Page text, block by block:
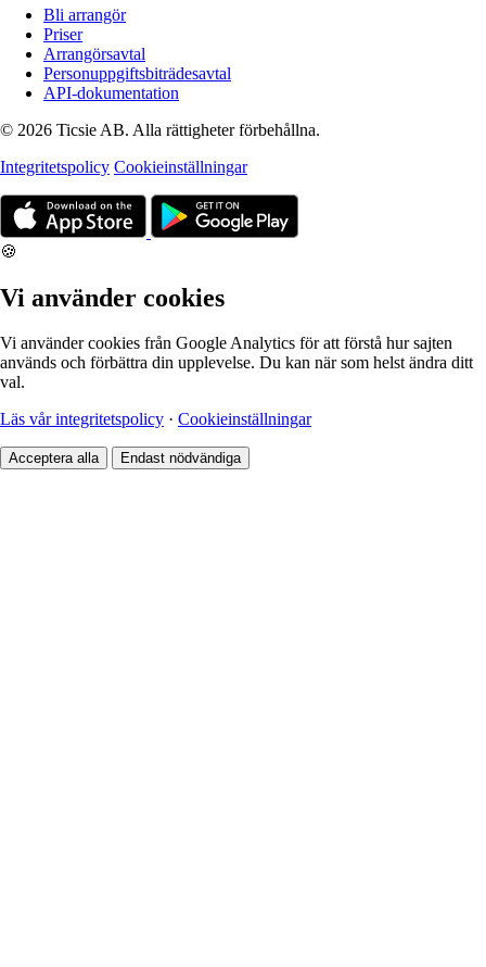
Bli arrangör
Priser
Arrangörsavtal
Personuppgiftsbiträdesavtal
API-dokumentation
© 2026 Ticsie AB. Alla rättigheter förbehållna.
Integritetspolicy Cookieinställningar
🍪
Vi använder cookies
Vi använder cookies från Google Analytics för att förstå hur sajten
används och förbättra din upplevelse. Du kan när som helst ändra ditt
val.
Läs vår integritetspolicy · Cookieinställningar
Acceptera alla Endast nödvändiga